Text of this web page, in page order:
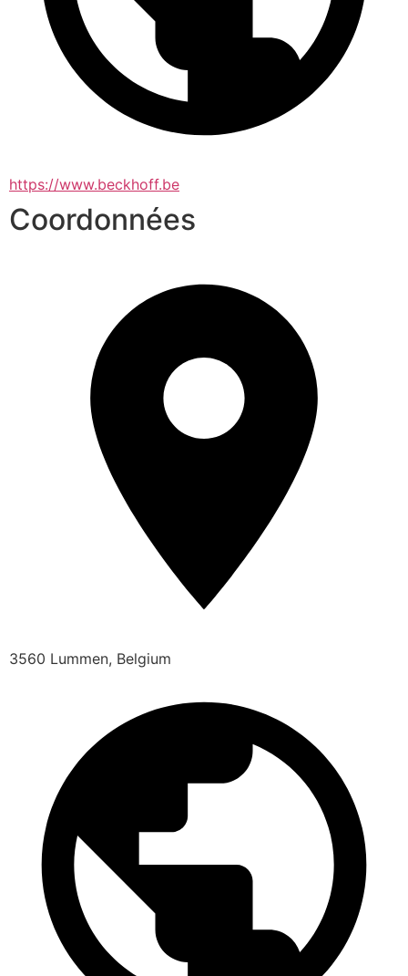
https://www.beckhoff.be
Coordonnées
3560 Lummen, Belgium